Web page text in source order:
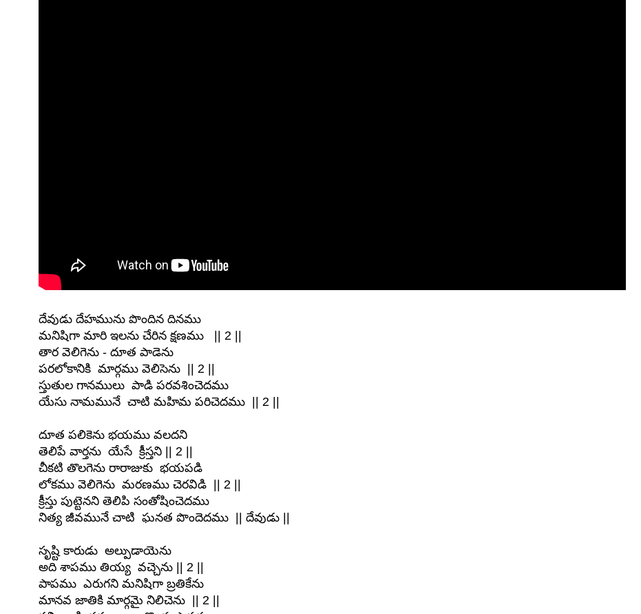
దేవుడు దేహమును పొందిన దినము
మనిషిగా మారి ఇలను చేరిన క్షణము || 2 ||
తార వెలిగెను - దూత పాడెను
పరలోకానికి మార్గము వెలిసెను || 2 ||
స్తుతుల గానములు పాడి పరవశించెదము
యేసు నామమునే చాటి మహిమ పరిచెదము || 2 ||
దూత పలికెను భయము వలదని
తెలిపే వార్తను యేసే క్రీస్తని || 2 ||
చీకటి తొలగెను రారాజుకు భయపడి
లోకము వెలిగెను మరణము చెరవిడి || 2 ||
క్రీస్తు పుట్టెనని తెలిపి సంతోషించెదము
నిత్య జీవమునే చాటి ఘనత పొందెదము || దేవుడు ||
సృష్టి కారుడు అల్పుడాయెను
అది శాపము తియ్య వచ్చెను || 2 ||
పాపము ఎరుగని మనిషిగా బ్రతికేను
మానవ జాతికి మార్గమై నిలిచెను || 2 ||